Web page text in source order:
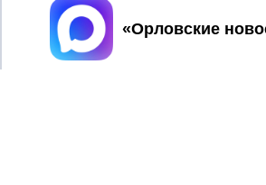
Принять